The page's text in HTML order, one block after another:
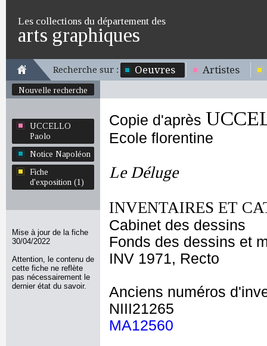
Les collections du département des
arts graphiques
Recherche sur : Oeuvres Artistes
Nouvelle recherche
UCCELLO
Paolo
Notice Napoléon
Fiche
d'exposition (1)
Mise à jour de la fiche
30/04/2022
Attention, le contenu de
cette fiche ne reflète
pas nécessairement le
dernier état du savoir.
Copie d'après
Ecole florentine
Le Déluge
INVENTAIRES ET
Cabinet des dessins
Fonds des dessins et
INV 1971, Recto
Anciens numéros
NIII21265
MA12560